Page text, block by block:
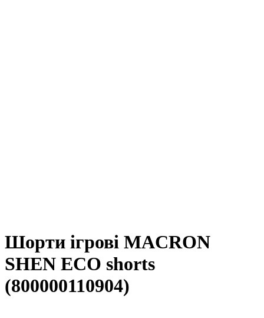
Шорти ігрові MACRON
SHEN ECO shorts
(800000110904)